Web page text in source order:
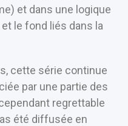
et dans une logique
le fond liés dans la
cette série continue
par une partie des
regrettable
été diffusée en